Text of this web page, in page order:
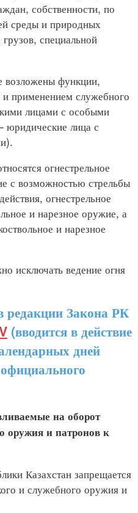
собственности, по
среды и природных
специальной
функции,
и применением служебного
лицами с особыми
юридические лица с
огнестрельное
с возможностью стрельбы
огнестрельное
и нарезное оружие, а
и нарезное
ведение огня
Закона РК
(вводится в действие
дней
на оборот
оружия и патронов к
Казахстан запрещается
и служебного оружия и